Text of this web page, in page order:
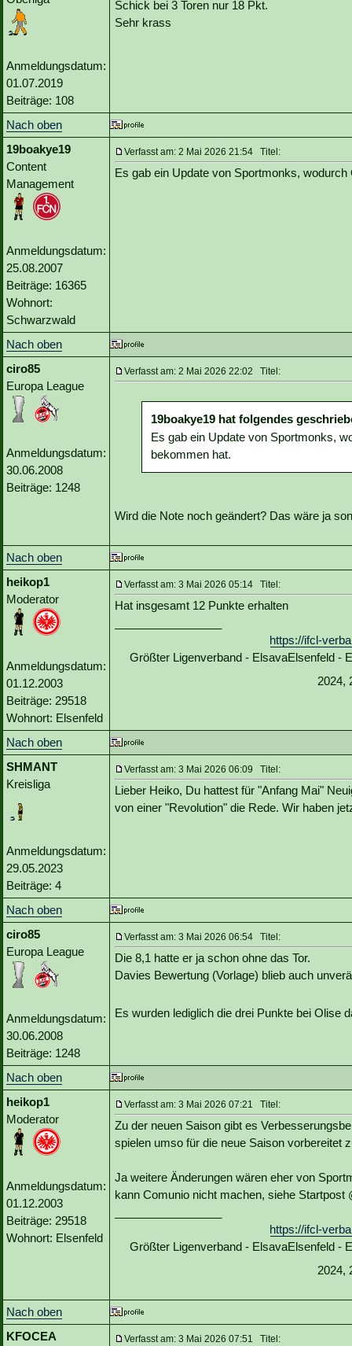
Anmeldungsdatum:
01.07.2019
Beiträge: 108
Schick bei 3 Toren nur 18 Pkt.
Sehr krass
Nach oben
19boakye19
Content
Management
Anmeldungsdatum:
25.08.2007
Beiträge: 16365
Wohnort:
Schwarzwald
Verfasst am: 2 Mai 2026 21:54 Titel:
Es gab ein Update von Sportmonks,
Nach oben
ciro85
Europa League
Anmeldungsdatum:
30.06.2008
Beiträge: 1248
Verfasst am: 2 Mai 2026 22:02 Titel:
19boakye19 hat folgendes
Es gab ein Update von Sportmonks,
bekommen hat.
Wird die Note noch geändert? Das wäre ja
Nach oben
heikop1
Moderator
Anmeldungsdatum:
01.12.2003
Beiträge: 29518
Wohnort: Elsenfeld
Verfasst am: 3 Mai 2026 05:14 Titel:
Hat insgesamt 12 Punkte erhalten
https://ifcl-
Größter Ligenverband - ElsavaElsenfeld -
2024,
Nach oben
SHMANT
Kreisliga
Anmeldungsdatum:
29.05.2023
Beiträge: 4
Verfasst am: 3 Mai 2026 06:09 Titel:
Lieber Heiko, Du hattest für "Anfang Mai"
von einer "Revolution" die Rede. Wir haben
Nach oben
ciro85
Europa League
Anmeldungsdatum:
30.06.2008
Beiträge: 1248
Verfasst am: 3 Mai 2026 06:54 Titel:
Die 8,1 hatte er ja schon ohne das Tor.
Davies Bewertung (Vorlage) blieb auch
Es wurden lediglich die drei Punkte bei Olise
Nach oben
heikop1
Moderator
Anmeldungsdatum:
01.12.2003
Beiträge: 29518
Wohnort: Elsenfeld
Verfasst am: 3 Mai 2026 07:21 Titel:
Zu der neuen Saison gibt es
spielen umso für die neue Saison vorbereitet
Ja weitere Änderungen wären eher von
kann Comunio nicht machen, siehe Startpost
https://ifcl-
Größter Ligenverband - ElsavaElsenfeld -
2024,
Nach oben
KFOCEA
Verfasst am: 3 Mai 2026 07:51 Titel: